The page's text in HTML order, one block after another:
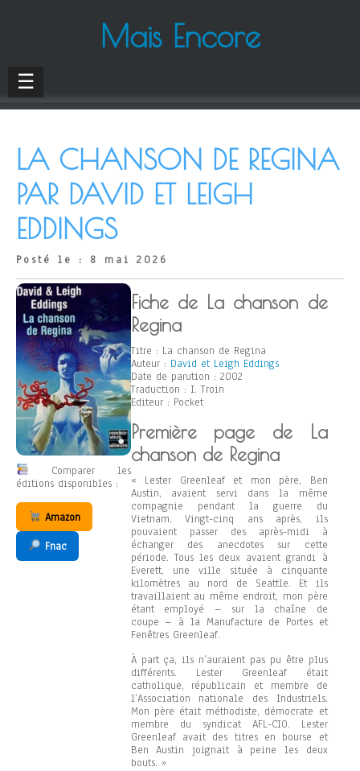
Mais Encore
☰
LA CHANSON DE REGINA
PAR DAVID ET LEIGH
EDDINGS
Posté le : 8 mai 2026
Comparer les
éditions disponibles :
Amazon
Fnac
Fiche de La chanson de
Regina
Titre : La chanson de Regina
Auteur : David et Leigh Eddings
Date de parution : 2002
Traduction : I. Troin
Editeur : Pocket
Première page de La
chanson de Regina
« Lester Greenleaf et mon père, Ben
Austin, avaient servi dans la même
compagnie pendant la guerre du
Vietnam. Vingt-cinq ans après, ils
pouvaient passer des après-midi à
échanger des anecdotes sur cette
période. Tous les deux avaient grandi à
Everett, une ville située à cinquante
kilomètres au nord de Seattle. Et ils
travaillaient au même endroit, mon père
étant employé – sur la chaîne de
coupe – à la Manufacture de Portes et
Fenêtres Greenleaf.
À part ça, ils n’auraient pas pu être plus
différents. Lester Greenleaf était
catholique, républicain et membre de
l’Association nationale des Industriels.
Mon père était méthodiste, démocrate et
membre du syndicat AFL-CIO. Lester
Greenleaf avait des titres en bourse et
Ben Austin joignait à peine les deux
bouts. »